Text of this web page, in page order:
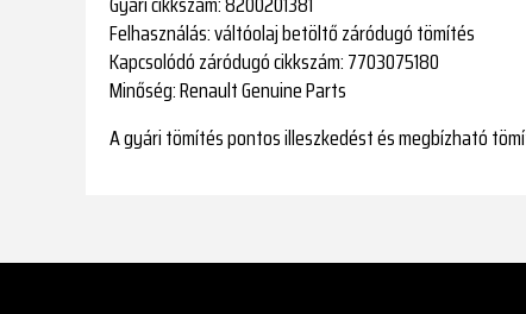
Felhasználás:váltóolaj betöltő záródugó tömítés
Kapcsolódó záródugó cikkszám:7703075180
Minőség:Renault Genuine Parts
A gyári tömítés pontos illeszkedést és megbízható